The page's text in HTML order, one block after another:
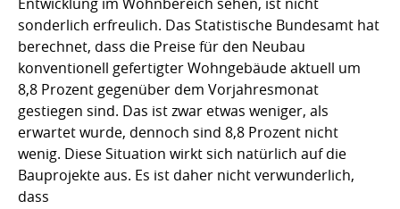
sonderlich erfreulich. Das Statistische Bundesamt hat
berechnet, dass die Preise für den Neubau
konventionell gefertigter Wohngebäude aktuell um
8,8 Prozent gegenüber dem Vorjahresmonat
gestiegen sind. Das ist zwar etwas weniger, als
erwartet wurde, dennoch sind 8,8 Prozent nicht
wenig. Diese Situation wirkt sich natürlich auf die
Bauprojekte aus. Es ist daher nicht verwunderlich,
dass